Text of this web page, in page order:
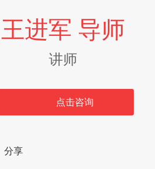
王进军 导师
讲师
点击咨询
分享